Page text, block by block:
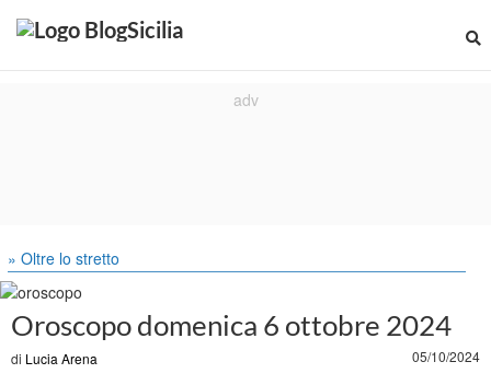
» Oltre lo stretto
Oroscopo domenica 6 ottobre 2024
di Lucia Arena 05/10/2024